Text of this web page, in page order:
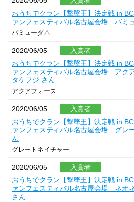
おうちでクラン【撃墜王】決定戦 in
ァンフェスティバル名古屋会場 バミ
バミューダ△
2020/06/05
入賞者
おうちでクラン【撃墜王】決定戦 in
ァンフェスティバル名古屋会場 アク
タケフジ さん
アクアフォース
2020/06/05
入賞者
おうちでクラン【撃墜王】決定戦 in
ァンフェスティバル名古屋会場 グレ
ん
グレートネイチャー
2020/06/05
入賞者
おうちでクラン【撃墜王】決定戦 in
ァンフェスティバル名古屋会場 ネオ
さん